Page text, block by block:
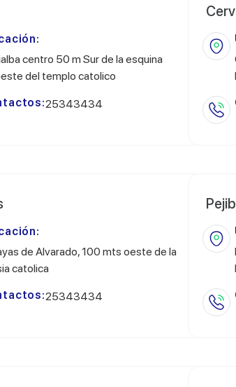
centro 50 m Sur de la esquina
del templo catolico
25343434
de Alvarado, 100 mts oeste de la
catolica
25343434